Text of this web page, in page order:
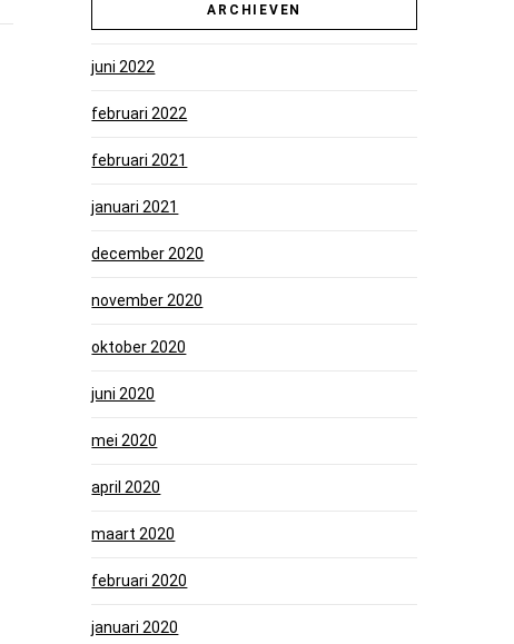
ARCHIEVEN
juni 2022
februari 2022
februari 2021
januari 2021
december 2020
november 2020
oktober 2020
juni 2020
mei 2020
april 2020
maart 2020
februari 2020
januari 2020